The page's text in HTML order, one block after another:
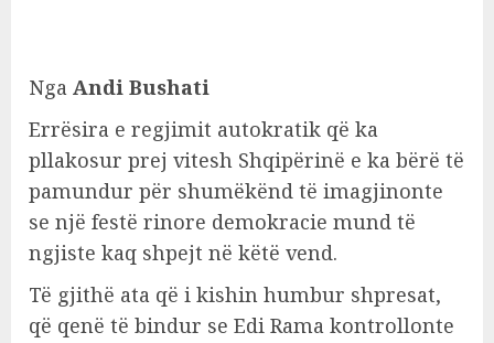
Nga Andi Bushati
Errësira e regjimit autokratik që ka
pllakosur prej vitesh Shqipërinë e ka bërë të
pamundur për shumëkënd të imagjinonte
se një festë rinore demokracie mund të
ngjiste kaq shpejt në këtë vend.
Të gjithë ata që i kishin humbur shpresat,
që qenë të bindur se Edi Rama kontrollonte